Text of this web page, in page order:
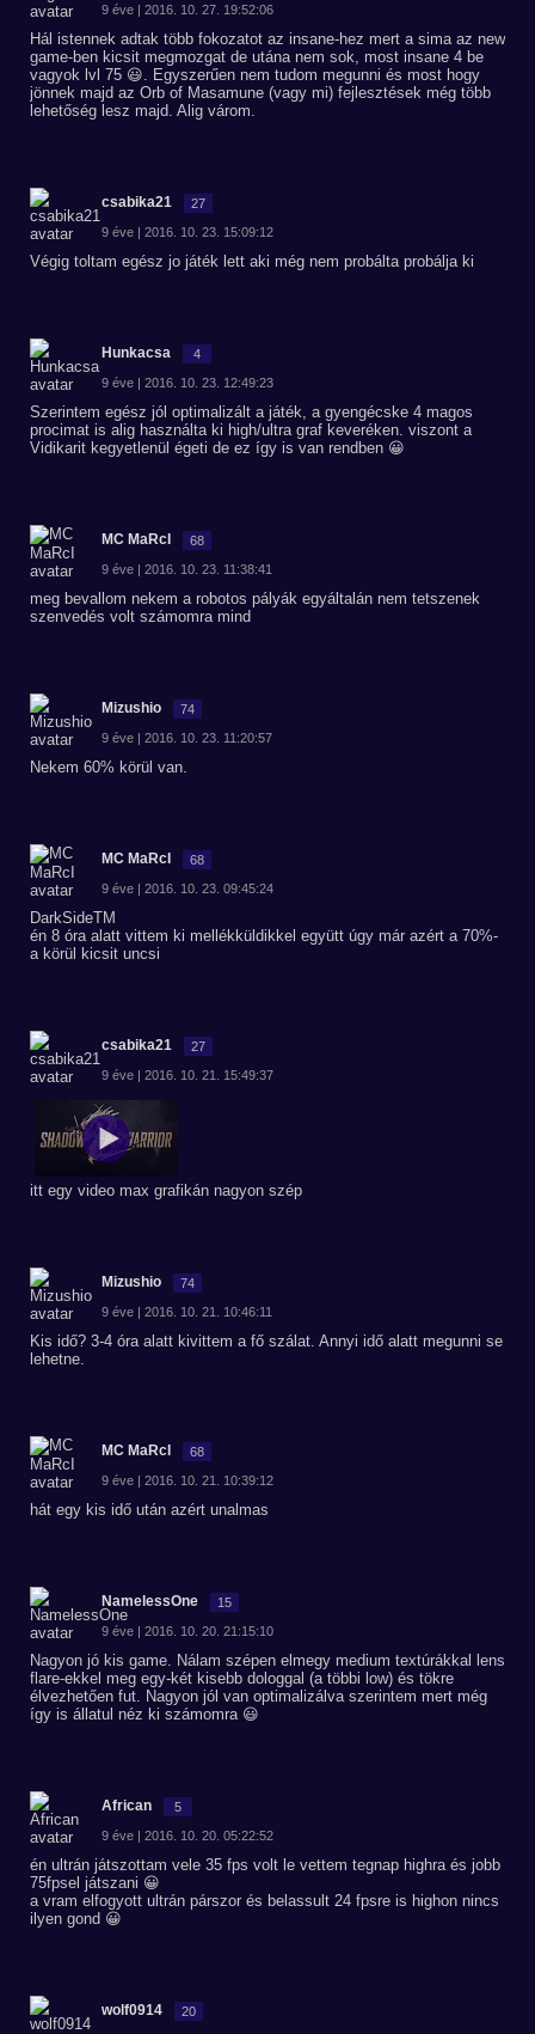
9 éve | 2016. 10. 27. 19:52:06
Hál istennek adtak több fokozatot az insane-hez mert a sima az new
game-ben kicsit megmozgat de utána nem sok, most insane 4 be
vagyok lvl 75 😃. Egyszerűen nem tudom megunni és most hogy
jönnek majd az Orb of Masamune (vagy mi) fejlesztések még több
lehetőség lesz majd. Alig várom.
csabika21 27
9 éve | 2016. 10. 23. 15:09:12
Végig toltam egész jo játék lett aki még nem probálta probálja ki
Hunkacsa 4
9 éve | 2016. 10. 23. 12:49:23
Szerintem egész jól optimalizált a játék, a gyengécske 4 magos
procimat is alig használta ki high/ultra graf keveréken. viszont a
Vidikarit kegyetlenül égeti de ez így is van rendben 😀
MC MaRcI 68
9 éve | 2016. 10. 23. 11:38:41
meg bevallom nekem a robotos pályák egyáltalán nem tetszenek
szenvedés volt számomra mind
Mizushio 74
9 éve | 2016. 10. 23. 11:20:57
Nekem 60% körül van.
MC MaRcI 68
9 éve | 2016. 10. 23. 09:45:24
DarkSideTM
én 8 óra alatt vittem ki mellékküldikkel együtt úgy már azért a 70%-
a körül kicsit uncsi
csabika21 27
9 éve | 2016. 10. 21. 15:49:37
itt egy video max grafikán nagyon szép
Mizushio 74
9 éve | 2016. 10. 21. 10:46:11
Kis idő? 3-4 óra alatt kivittem a fő szálat. Annyi idő alatt megunni se
lehetne.
MC MaRcI 68
9 éve | 2016. 10. 21. 10:39:12
hát egy kis idő után azért unalmas
NamelessOne 15
9 éve | 2016. 10. 20. 21:15:10
Nagyon jó kis game. Nálam szépen elmegy medium textúrákkal lens
flare-ekkel meg egy-két kisebb dologgal (a többi low) és tökre
élvezhetően fut. Nagyon jól van optimalizálva szerintem mert még
így is állatul néz ki számomra 😃
African 5
9 éve | 2016. 10. 20. 05:22:52
én ultrán játszottam vele 35 fps volt le vettem tegnap highra és jobb
75fpsel játszani 😀
a vram elfogyott ultrán párszor és belassult 24 fpsre is highon nincs
ilyen gond 😀
wolf0914 20